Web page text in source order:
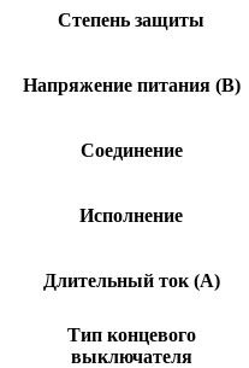
Степень защиты
Напряжение питания (В)
Соединение
Исполнение
Длительный ток (А)
Тип концевого
выключателя